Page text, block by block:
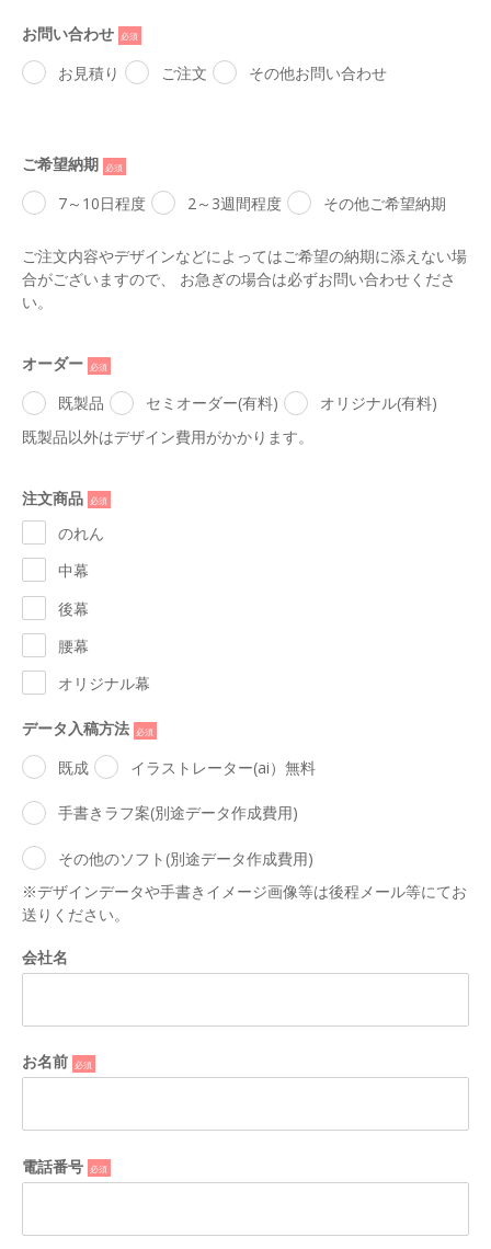
お問い合わせ
*
お見積り
ご注文 その他お問い合わせ
ご希望納期
*
7～10日程度
2～3週間程度 その他ご希望納期
ご注文内容やデザインなどによってはご希望の納期に添えない場
合がございますので、 お急ぎの場合は必ずお問い合わせくださ
い。
オーダー
*
既製品
セミオーダー(有料)
オリジナル(有料)
既製品以外はデザイン費用がかかります。
注文商品
*
のれん
中幕
後幕
腰幕
オリジナル幕
データ入稿方法
*
既成
イラストレーター(ai）無料
手書きラフ案(別途データ作成費用)
その他のソフト(別途データ作成費用)
※デザインデータや手書きイメージ画像等は後程メール等にてお
送りください。
会社名
お名前
*
電話番号
*